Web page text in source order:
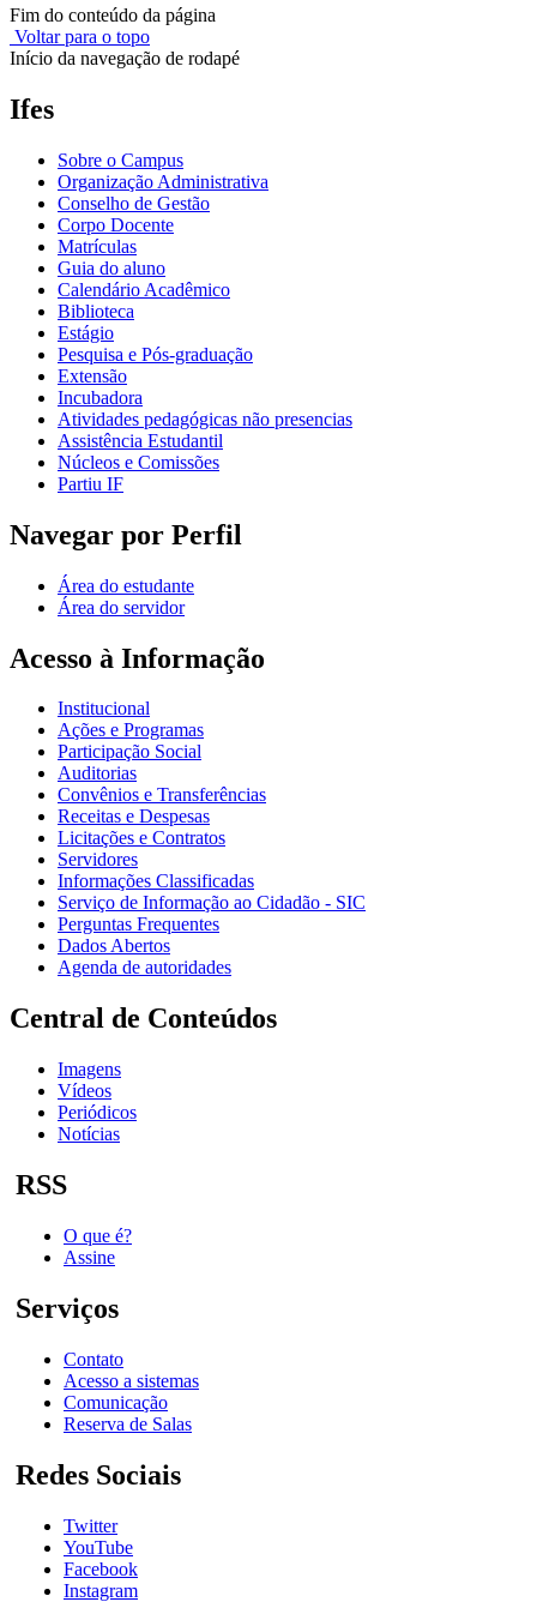
Fim do conteúdo da página
Voltar para o topo
Início da navegação de rodapé
Ifes
Sobre o Campus
Organização Administrativa
Conselho de Gestão
Corpo Docente
Matrículas
Guia do aluno
Calendário Acadêmico
Biblioteca
Estágio
Pesquisa e Pós-graduação
Extensão
Incubadora
Atividades pedagógicas não presencias
Assistência Estudantil
Núcleos e Comissões
Partiu IF
Navegar por Perfil
Área do estudante
Área do servidor
Acesso à Informação
Institucional
Ações e Programas
Participação Social
Auditorias
Convênios e Transferências
Receitas e Despesas
Licitações e Contratos
Servidores
Informações Classificadas
Serviço de Informação ao Cidadão - SIC
Perguntas Frequentes
Dados Abertos
Agenda de autoridades
Central de Conteúdos
Imagens
Vídeos
Periódicos
Notícias
RSS
O que é?
Assine
Serviços
Contato
Acesso a sistemas
Comunicação
Reserva de Salas
Redes Sociais
Twitter
YouTube
Facebook
Instagram